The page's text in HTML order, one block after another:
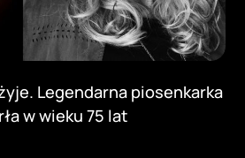
Legendarna piosenkarka
w wieku 75 lat